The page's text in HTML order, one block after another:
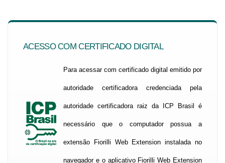
ACESSO COM CERTIFICADO DIGITAL
Para acessar com certificado digital emitido por
autoridade certificadora credenciada pela
autoridade certificadora raiz da ICP Brasil é
necessário que o computador possua a
extensão Fiorilli Web Extension instalada no
navegador e o aplicativo Fiorilli Web Extension